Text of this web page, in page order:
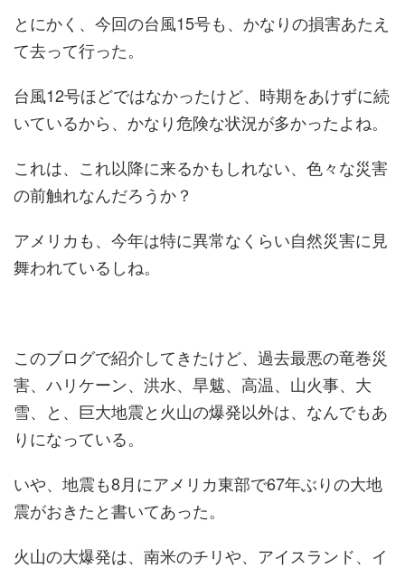
とにかく、今回の台風15号も、かなりの損害あたえ
て去って行った。
台風12号ほどではなかったけど、時期をあけずに続
いているから、かなり危険な状況が多かったよね。
これは、これ以降に来るかもしれない、色々な災害
の前触れなんだろうか？
アメリカも、今年は特に異常なくらい自然災害に見
舞われているしね。
このブログで紹介してきたけど、過去最悪の竜巻災
害、ハリケーン、洪水、旱魃、高温、山火事、大
雪、と、巨大地震と火山の爆発以外は、なんでもあ
りになっている。
いや、地震も8月にアメリカ東部で67年ぶりの大地
震がおきたと書いてあった。
火山の大爆発は、南米のチリや、アイスランド、イ